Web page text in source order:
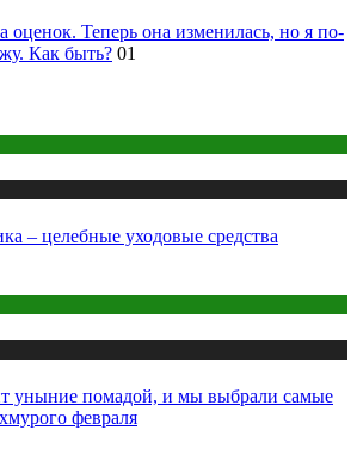
оценок. Теперь она изменилась, но я по-
Как быть? 01
– целебные уходовые средства
уныние помадой, и мы выбрали самые
февраля